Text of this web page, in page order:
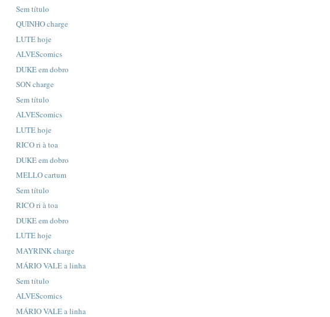
Sem título
QUINHO charge
LUTE hoje
ALVEScomics
DUKE em dobro
SON charge
Sem título
ALVEScomics
LUTE hoje
RICO ri à toa
DUKE em dobro
MELLO cartum
Sem título
RICO ri à toa
DUKE em dobro
LUTE hoje
MAYRINK charge
MÁRIO VALE a linha
Sem título
ALVEScomics
MÁRIO VALE a linha